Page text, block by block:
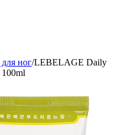
ног/LEBELAGE Daily